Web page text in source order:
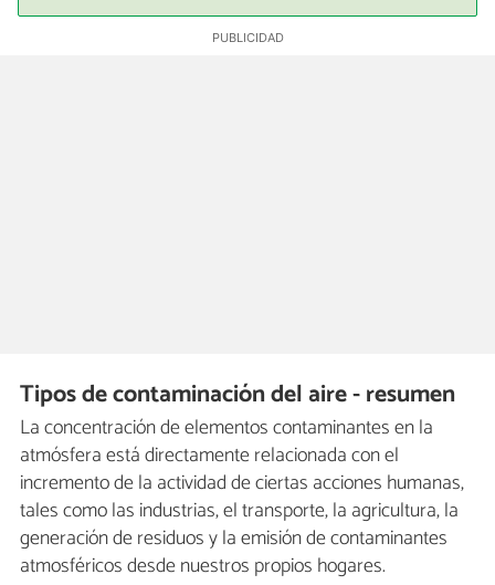
Tipos de contaminación del aire - resumen
La concentración de elementos contaminantes en la
atmósfera está directamente relacionada con el
incremento de la actividad de ciertas acciones humanas,
tales como las industrias, el transporte, la agricultura, la
generación de residuos y la emisión de contaminantes
atmosféricos desde nuestros propios hogares.